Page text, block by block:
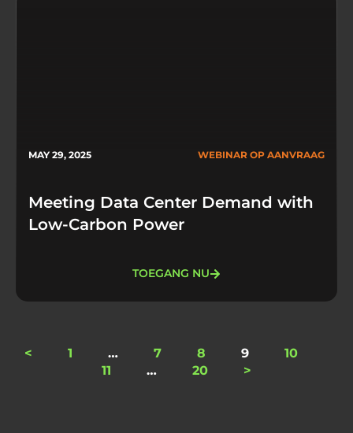
MAY 29, 2025 WEBINAR OP AANVRAAG
Meeting Data Center Demand with
Low-Carbon Power
TOEGANG NU
< 1 … 7 8 9
10
11
… 20 >